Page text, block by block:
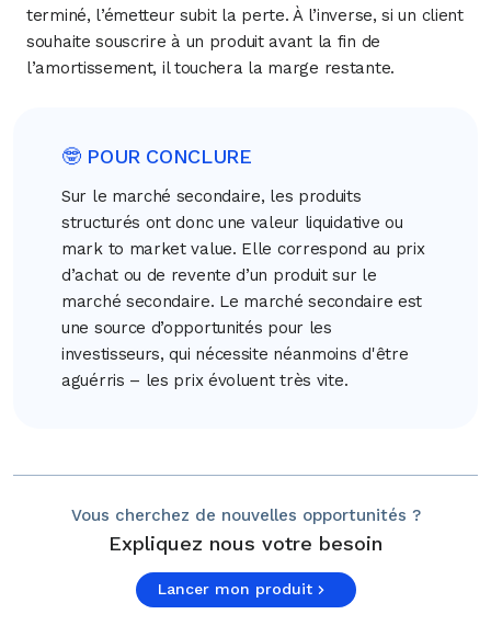
terminé, l’émetteur subit la perte. À l’inverse, si un client
souhaite souscrire à un produit avant la fin de
l’amortissement, il touchera la marge restante.
🤓 POUR CONCLURE
Sur le marché secondaire, les produits
structurés ont donc une valeur liquidative ou
mark to market value. Elle correspond au prix
d’achat ou de revente d’un produit sur le
marché secondaire. Le marché secondaire est
une source d’opportunités pour les
investisseurs, qui nécessite néanmoins d'être
aguérris – les prix évoluent très vite.
Vous cherchez de nouvelles opportunités ?
Expliquez nous votre besoin
Lancer mon produit